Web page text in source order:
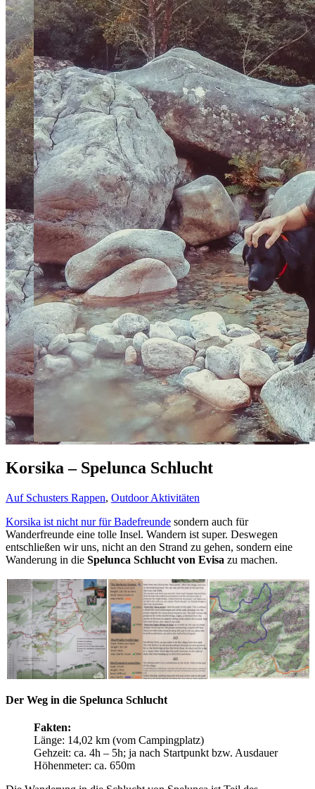
Korsika – Spelunca Schlucht
Auf Schusters Rappen, Outdoor Aktivitäten
Korsika ist nicht nur für Badefreunde sondern auch für
Wanderfreunde eine tolle Insel. Wandern ist super. Deswegen
entschließen wir uns, nicht an den Strand zu gehen, sondern eine
Wanderung in die Spelunca Schlucht von Evisa zu machen.
Der Weg in die Spelunca Schlucht
Fakten:
Länge: 14,02 km (vom Campingplatz)
Gehzeit: ca. 4h – 5h; ja nach Startpunkt bzw. Ausdauer
Höhenmeter: ca. 650m